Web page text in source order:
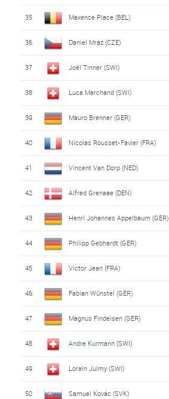
35 Maxence Place (BEL)
36 Daniel Mráz (CZE)
37 Joël Tinner (SWI)
38 Luca Marchand (SWI)
39 Mauro Brenner (GER)
40 Nicolas Rousset-Favier (FRA)
41 Vincent Van Dorp (NED)
42 Alfred Grenaae (DEN)
43 Henri Johannes Appelbaum (GER)
44 Philipp Gebhardt (GER)
45 Victor Jean (FRA)
46 Fabian Wünstel (GER)
47 Magnus Findeisen (GER)
48 Andre Kurmann (SWI)
49 Lorain Julmy (SWI)
50 Samuel Kovác (SVK)